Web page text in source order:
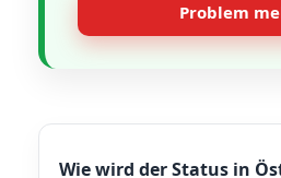
Problem
Wie wird der Status in